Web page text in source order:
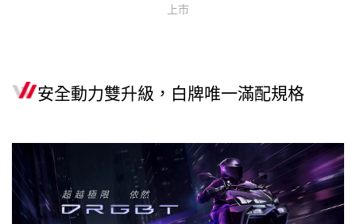
上市
安全動力雙升級，白牌唯一滿配規格